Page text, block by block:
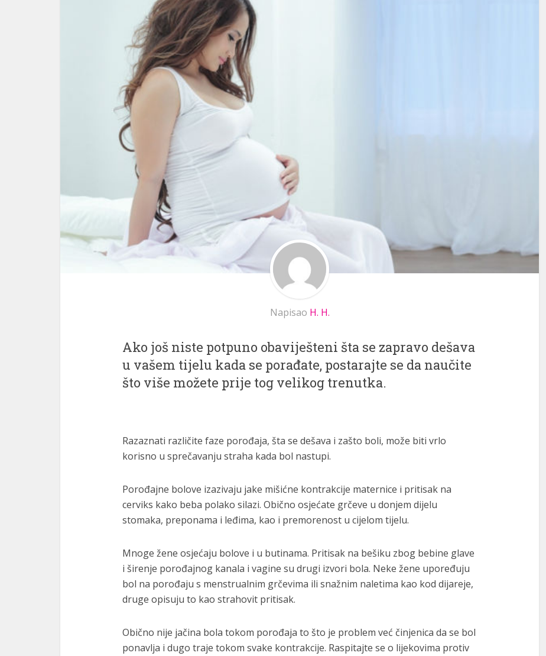
Napisao H. H.
Ako još niste potpuno obaviješteni šta se zapravo dešava
u vašem tijelu kada se porađate, postarajte se da naučite
što više možete prije tog velikog trenutka.
Razaznati različite faze porođaja, šta se dešava i zašto boli, može biti vrlo
korisno u sprečavanju straha kada bol nastupi.
Porođajne bolove izazivaju jake mišićne kontrakcije maternice i pritisak na
cerviks kako beba polako silazi. Obično osjećate grčeve u donjem dijelu
stomaka, preponama i leđima, kao i premorenost u cijelom tijelu.
Mnoge žene osjećaju bolove i u butinama. Pritisak na bešiku zbog bebine glave
i širenje porođajnog kanala i vagine su drugi izvori bola. Neke žene upoređuju
bol na porođaju s menstrualnim grčevima ili snažnim naletima kao kod dijareje,
druge opisuju to kao strahovit pritisak.
Obično nije jačina bola tokom porođaja to što je problem već činjenica da se bol
ponavlja i dugo traje tokom svake kontrakcije. Raspitajte se o lijekovima protiv